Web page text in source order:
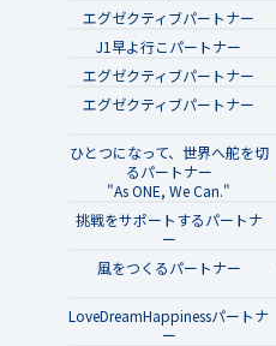
エグゼクティブパートナー
J1早よ行こパートナー
エグゼクティブパートナー
エグゼクティブパートナー
ひとつになって、世界へ舵を切
るパートナー
"As ONE, We Can."
挑戦をサポートするパートナ
ー
風をつくるパートナー
LoveDreamHappinessパートナ
ー